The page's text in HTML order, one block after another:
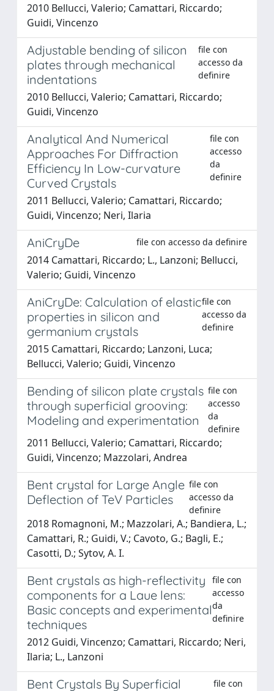
2010 Bellucci, Valerio; Camattari, Riccardo;
Guidi, Vincenzo
Adjustable bending of silicon
plates through mechanical
indentations
file con
accesso da
definire
2010 Bellucci, Valerio; Camattari, Riccardo;
Guidi, Vincenzo
Analytical And Numerical
Approaches For Diffraction
Efficiency In Low-curvature
Curved Crystals
file con
accesso
da
definire
2011 Bellucci, Valerio; Camattari, Riccardo;
Guidi, Vincenzo; Neri, Ilaria
AniCryDe file con accesso da definire
2014 Camattari, Riccardo; L., Lanzoni; Bellucci,
Valerio; Guidi, Vincenzo
AniCryDe: Calculation of elastic
properties in silicon and
germanium crystals
file con
accesso da
definire
2015 Camattari, Riccardo; Lanzoni, Luca;
Bellucci, Valerio; Guidi, Vincenzo
Bending of silicon plate crystals
through superficial grooving:
Modeling and experimentation
file con
accesso
da
definire
2011 Bellucci, Valerio; Camattari, Riccardo;
Guidi, Vincenzo; Mazzolari, Andrea
Bent crystal for Large Angle
Deflection of TeV Particles
file con
accesso da
definire
2018 Romagnoni, M.; Mazzolari, A.; Bandiera, L.;
Camattari, R.; Guidi, V.; Cavoto, G.; Bagli, E.;
Casotti, D.; Sytov, A. I.
Bent crystals as high-reflectivity
components for a Laue lens:
Basic concepts and experimental
techniques
file con
accesso
da
definire
2012 Guidi, Vincenzo; Camattari, Riccardo; Neri,
Ilaria; L., Lanzoni
Bent Crystals By Superficial
file con